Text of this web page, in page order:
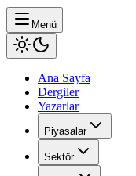
Menü
Ana Sayfa
Dergiler
Yazarlar
Piyasalar
Sektör